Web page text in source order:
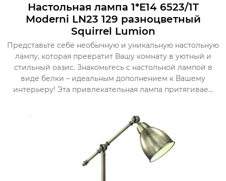
Настольная лампа 1*E14 6523/1T
Moderni LN23 129 разноцветный
Squirrel Lumion
Представьте себе необычную и уникальную настольную
лампу, которая превратит Вашу комнату в уютный и
стильный оазис. Знакомьтесь с настольной лампой в
виде белки – идеальным дополнением к Вашему
интерьеру! Эта привлекательная лампа притягивае...